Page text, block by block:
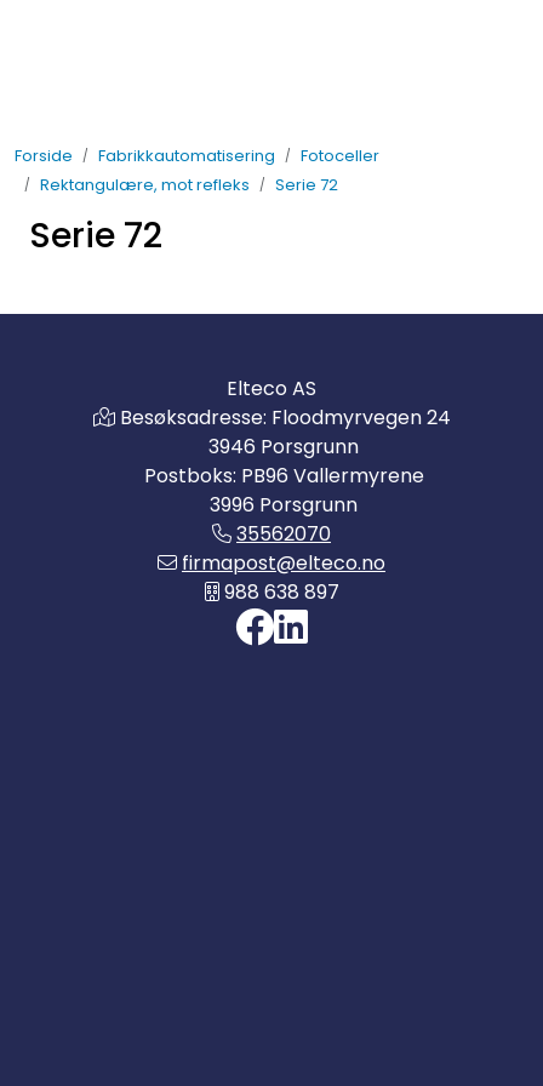
Forside Fabrikkautomatisering
Fotoceller
Rektangulære, mot refleks
Serie 72
Serie 72
Elteco AS
Besøksadresse: Floodmyrvegen 24
3946 Porsgrunn
Postboks: PB96 Vallermyrene
3996 Porsgrunn
35562070
firmapost@elteco.no
988 638 897
Fabrikkautomatisering
Prosessautomatisering
Bærekraft